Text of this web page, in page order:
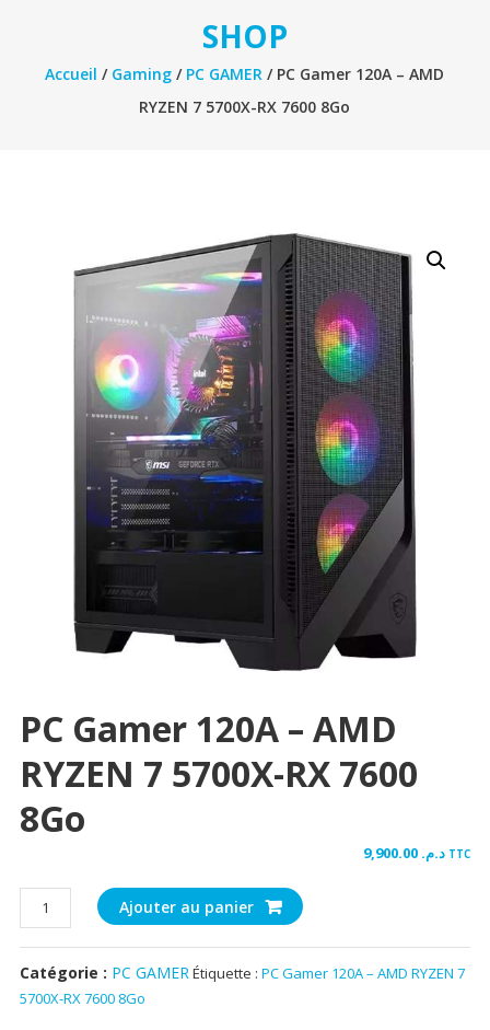
SHOP
Accueil / Gaming / PC GAMER / PC Gamer 120A – AMD
RYZEN 7 5700X-RX 7600 8Go
PC Gamer 120A – AMD
RYZEN 7 5700X-RX 7600
8Go
د.م. TTC
quantité
de
PC
Gamer
120A
Ajouter au panier
Catégorie : PC GAMERÉtiquette : PC Gamer 120A – AMD RYZEN 7
5700X-RX 7600 8Go